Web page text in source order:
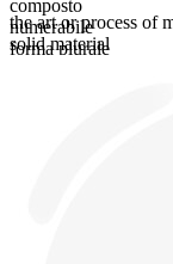
composto
numerabile
forma plurale
the art or process of
solid material